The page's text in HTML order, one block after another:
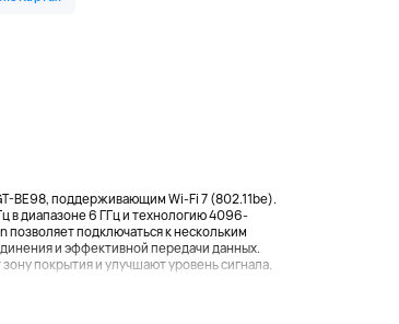
BE98, поддерживающим Wi-Fi 7 (802.11be).
в диапазоне 6 ГГц и технологию 4096-
позволяет подключаться к нескольким
и эффективной передачи данных.
покрытия и улучшают уровень сигнала.